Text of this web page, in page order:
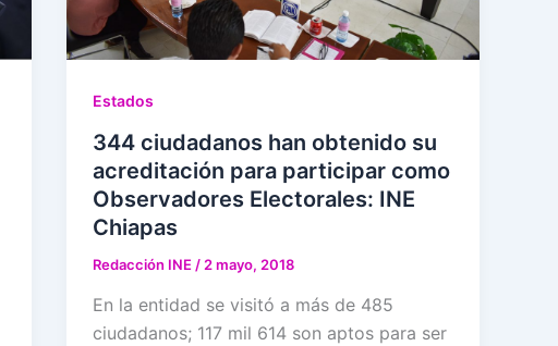
Estados
344 ciudadanos han obtenido su
acreditación para participar como
Observadores Electorales: INE
Chiapas
Redacción INE / 2 mayo, 2018
En la entidad se visitó a más de 485
ciudadanos; 117 mil 614 son aptos para ser